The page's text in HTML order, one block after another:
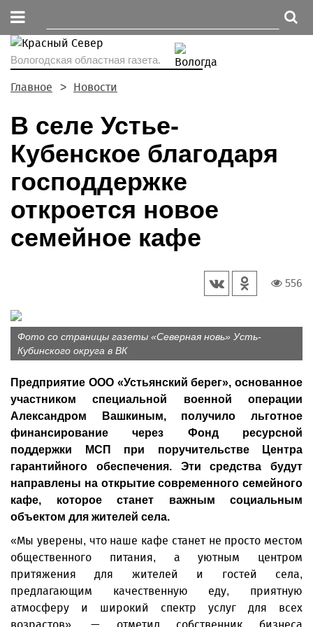
Вологодская областная газета.
Главное Новости
В селе Устье-
Кубенское благодаря
господдержке
откроется новое
семейное кафе
556
Фото со страницы газеты «Северная новь» Усть-
Кубинского округа в ВК
Предприятие ООО «Устьянский берег», основанное
участником специальной военной операции
Александром Вашкиным, получило льготное
финансирование через Фонд ресурсной
поддержки МСП при поручительстве Центра
гарантийного обеспечения. Эти средства будут
направлены на открытие современного семейного
кафе, которое станет важным социальным
объектом для жителей села.
«Мы уверены, что наше кафе станет не просто местом
общественного питания, а уютным центром
притяжения для жителей и гостей села,
предлагающим качественную еду, приятную
атмосферу и широкий спектр услуг для всех